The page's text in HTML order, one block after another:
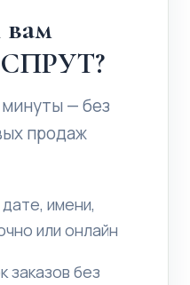
вам
СПРУТ?
минуты — без
продаж
имени,
или онлайн
заказов без